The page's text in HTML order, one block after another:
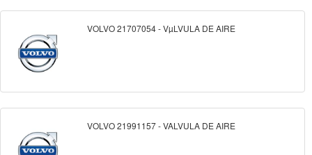
VOLVO 21707054 - VµLVULA DE AIRE
VOLVO 21991157 - VALVULA DE AIRE